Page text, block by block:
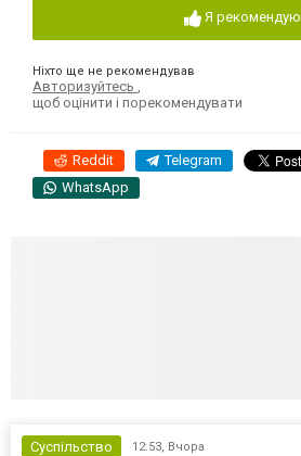
Я рекомендую
Ніхто ще не рекомендував
Авторизуйтесь
щоб оцінити і порекомендувати
Reddit Telegram
WhatsApp
Суспільство 12:53, Вчора